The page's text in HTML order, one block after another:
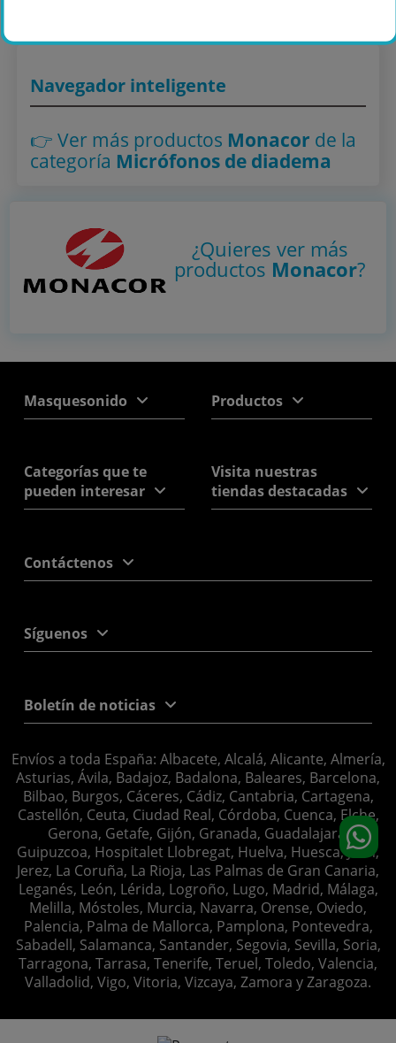
Navegador inteligente
👉 Ver más productos Monacor de la
categoría Micrófonos de diadema
¿Quieres ver más
productos Monacor?
Masquesonido Productos
Categorías que te
pueden interesar
Visita nuestras
tiendas destacadas
Contáctenos
Síguenos
Boletín de noticias
Envíos a toda España: Albacete, Alcalá, Alicante, Almería,
Asturias, Ávila, Badajoz, Badalona, Baleares, Barcelona,
Bilbao, Burgos, Cáceres, Cádiz, Cantabria, Cartagena,
Castellón, Ceuta, Ciudad Real, Córdoba, Cuenca, Elche,
Gerona, Getafe, Gijón, Granada, Guadalajara,
Guipuzcoa, Hospitalet Llobregat, Huelva, Huesca, Jaén,
Jerez, La Coruña, La Rioja, Las Palmas de Gran Canaria,
Leganés, León, Lérida, Logroño, Lugo, Madrid, Málaga,
Melilla, Móstoles, Murcia, Navarra, Orense, Oviedo,
Palencia, Palma de Mallorca, Pamplona, Pontevedra,
Sabadell, Salamanca, Santander, Segovia, Sevilla, Soria,
Tarragona, Tarrasa, Tenerife, Teruel, Toledo, Valencia,
Valladolid, Vigo, Vitoria, Vizcaya, Zamora y Zaragoza.